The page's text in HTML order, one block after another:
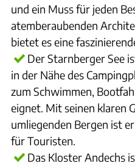
und ein Muss für jeden
atemberaubenden
bietet es eine
Der Starnberger See
in der Nähe des
zum Schwimmen,
eignet. Mit seinen klaren
umliegenden Bergen ist
für Touristen.
Das Kloster Andechs